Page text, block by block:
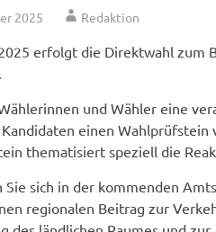
2025 Redaktion
erfolgt die Direktwahl zum
und Wähler eine
einen
thematisiert speziell die
Sie sich in der kommenden
regionalen Beitrag zur